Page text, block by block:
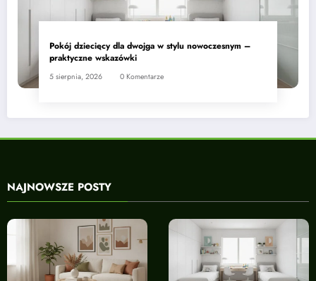
Pokój dziecięcy dla dwojga w stylu nowoczesnym –
praktyczne wskazówki
5 sierpnia, 2026 0 Komentarze
NAJNOWSZE POSTY